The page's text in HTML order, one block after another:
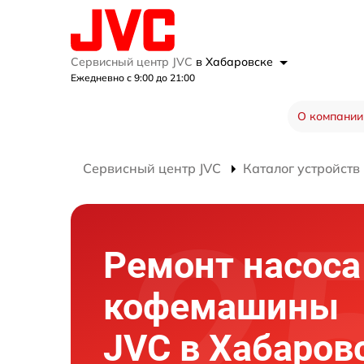
Сервисный центр JVC в Хабаровске
Ежедневно с 9:00 до 21:00
О компании
Сервисный центр JVC Каталог устройств
Ремонт насоса
кофемашины
JVC в